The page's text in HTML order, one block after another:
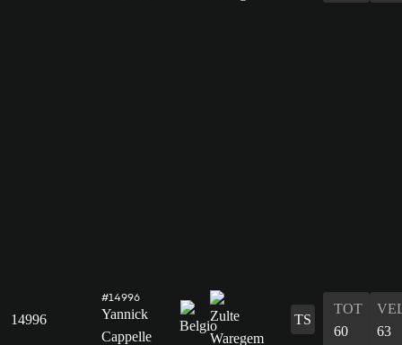
14996
#14996
Yannick
Cappelle
TS
TOT
60
63